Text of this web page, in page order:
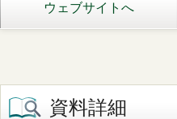
ウェブサイトへ
資料詳細